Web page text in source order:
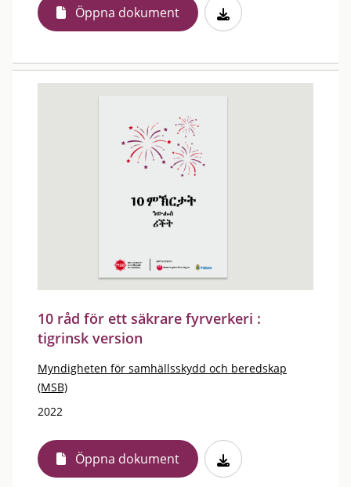
Öppna dokument
10 råd för ett säkrare fyrverkeri :
tigrinsk version
Myndigheten för samhällsskydd och beredskap
(MSB)
2022
Öppna dokument